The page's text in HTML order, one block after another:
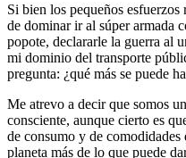
Si bien los pequeños esfuerzos
de dominar ir al súper armada
popote, declararle la guerra al
mi dominio del transporte
pregunta: ¿qué más se puede
Me atrevo a decir que somos
consciente, aunque cierto es
de consumo y de comodidades
planeta más de lo que puede